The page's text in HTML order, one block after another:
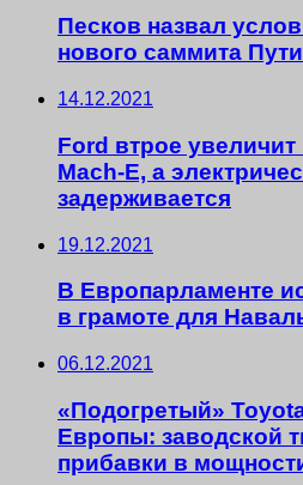
Песков назвал
нового саммита
14.12.2021
Ford втрое
Mach-E, а
задерживается
19.12.2021
В Европарламенте
в грамоте для
06.12.2021
«Подогретый»
Европы: заводской
прибавки в